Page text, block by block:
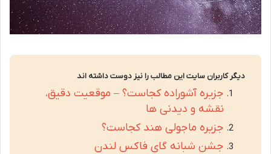
دیگر کاربران سایت این مطالب را نیز دوست داشته اند
جزیره آشوراده کجاست؟ – موقعیت دقیق،
نقشه و دیدنی ها
جزیره ماجولی هند کجاست؟
جشن شبانه گای فاکس لندن